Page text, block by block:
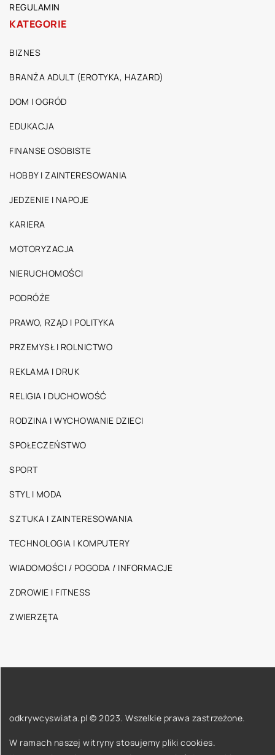
REGULAMIN
KATEGORIE
BIZNES
BRANŻA ADULT (EROTYKA, HAZARD)
DOM I OGRÓD
EDUKACJA
FINANSE OSOBISTE
HOBBY I ZAINTERESOWANIA
JEDZENIE I NAPOJE
KARIERA
MOTORYZACJA
NIERUCHOMOŚCI
PODRÓŻE
PRAWO, RZĄD I POLITYKA
PRZEMYSŁ I ROLNICTWO
REKLAMA I DRUK
RELIGIA I DUCHOWOŚĆ
RODZINA I WYCHOWANIE DZIECI
SPOŁECZEŃSTWO
SPORT
STYL I MODA
SZTUKA I ZAINTERESOWANIA
TECHNOLOGIA I KOMPUTERY
WIADOMOŚCI / POGODA / INFORMACJE
ZDROWIE I FITNESS
ZWIERZĘTA
odkrywcyswiata.pl © 2023. Wszelkie prawa zastrzeżone.
W ramach naszej witryny stosujemy pliki cookies.